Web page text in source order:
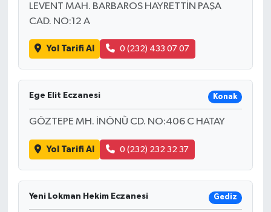
LEVENT MAH. BARBAROS HAYRETTİN PAŞA
CAD. NO:12 A
Yol Tarifi Al 0 (232) 433 07 07
Ege Elit Eczanesi Konak
GÖZTEPE MH. İNÖNÜ CD. NO:406 C HATAY
Yol Tarifi Al 0 (232) 232 32 37
Yeni Lokman Hekim Eczanesi Gediz